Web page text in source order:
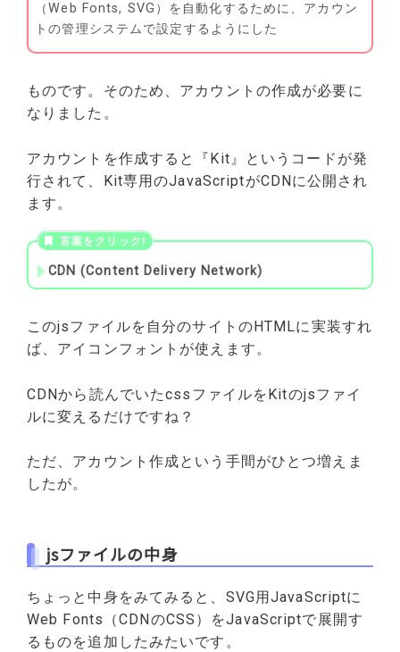
（Web Fonts, SVG）を自動化するために、アカウン
トの管理システムで設定するようにした
ものです。そのため、アカウントの作成が必要に
なりました。
アカウントを作成すると『Kit』というコードが発
行されて、Kit専用のJavaScriptがCDNに公開され
ます。
CDN (Content Delivery Network)
このjsファイルを自分のサイトのHTMLに実装すれ
ば、アイコンフォントが使えます。
CDNから読んでいたcssファイルをKitのjsファイ
ルに変えるだけですね？
ただ、アカウント作成という手間がひとつ増えま
したが。
jsファイルの中身
ちょっと中身をみてみると、SVG用JavaScriptに
Web Fonts（CDNのCSS）をJavaScriptで展開す
るものを追加したみたいです。